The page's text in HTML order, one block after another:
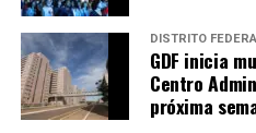
DISTRITO
GDF inicia
Centro
próxima